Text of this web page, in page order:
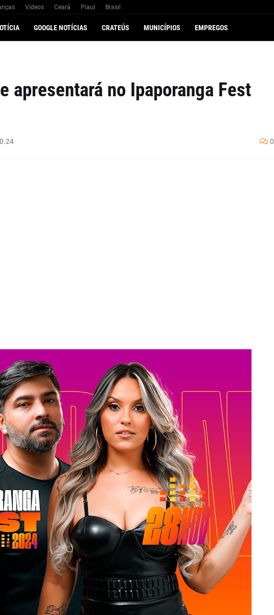
Vídeos Ceará Piauí Brasil
GOOGLE NOTÍCIAS CRATEÚS MUNICÍPIOS EMPREGOS
apresentará no Ipaporanga Fest
0